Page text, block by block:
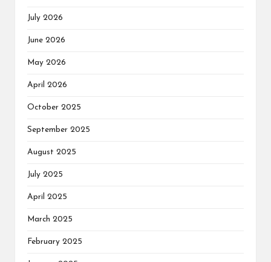
July 2026
June 2026
May 2026
April 2026
October 2025
September 2025
August 2025
July 2025
April 2025
March 2025
February 2025